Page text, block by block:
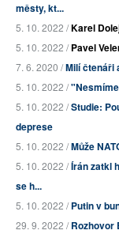
městy, kt...
5. 10. 2022 /Karel
5. 10. 2022 /Pavel
7. 6. 2020 /Milí čtenáři
5. 10. 2022 /
5. 10. 2022 /Studie:
deprese
5. 10. 2022 /Může
5. 10. 2022 /Írán zatkl
se h...
5. 10. 2022 /Putin v
29. 9. 2022 /Rozhovor